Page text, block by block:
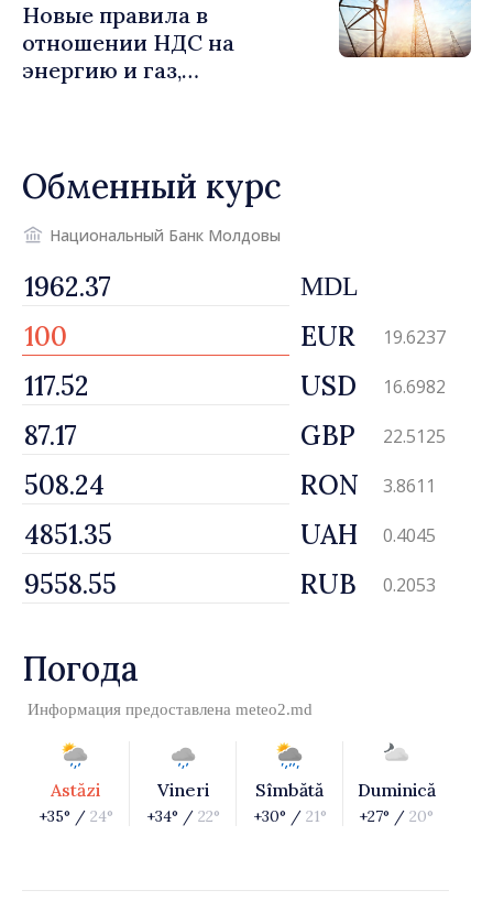
Новые правила в
отношении НДС на
энергию и газ,
Обменный курс
Национальный Банк Молдовы
MDL
EUR 19.6237
USD 16.6982
GBP 22.5125
RON 3.8611
UAH 0.4045
RUB 0.2053
Погода
Информация предоставлена meteo2.md
Astăzi
+35° / 24°
Vineri
+34° / 22°
Sîmbătă
+30° / 21°
Duminică
+27° / 20°